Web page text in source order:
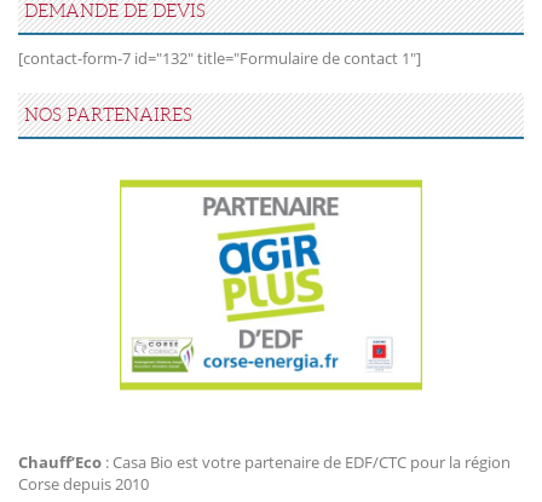
DEMANDE DE DEVIS
[contact-form-7 id="132" title="Formulaire de contact 1"]
NOS PARTENAIRES
Chauff’Eco : Casa Bio est votre partenaire de EDF/CTC pour la région
Corse depuis 2010